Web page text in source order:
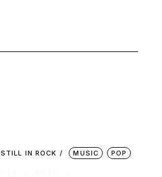
STILL IN ROCK MUSIC POP